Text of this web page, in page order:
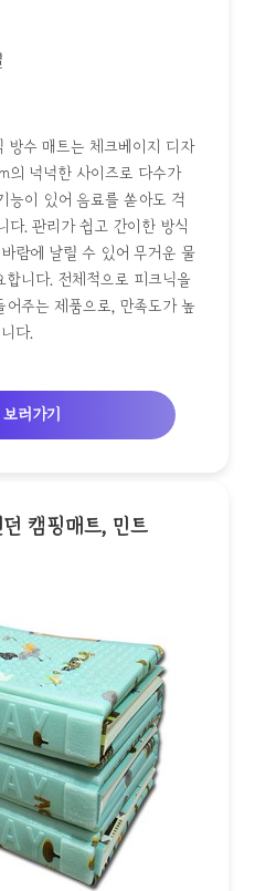
수 매트는 체크베이지 디자
의 넉넉한 사이즈로 다수가
능이 있어 음료를 쏟아도 걱
다. 관리가 쉽고 간이한 방식
람에 날릴 수 있어 무거운 물
니다. 전체적으로 피크닉을
주는 제품으로, 만족도가 높
다.
러가기
캠핑매트, 민트